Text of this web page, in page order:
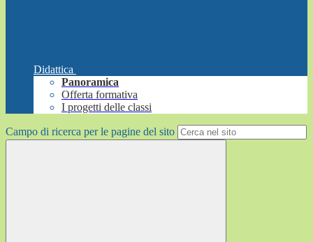
Didattica
Panoramica
Offerta formativa
I progetti delle classi
Campo di ricerca per le pagine del sito